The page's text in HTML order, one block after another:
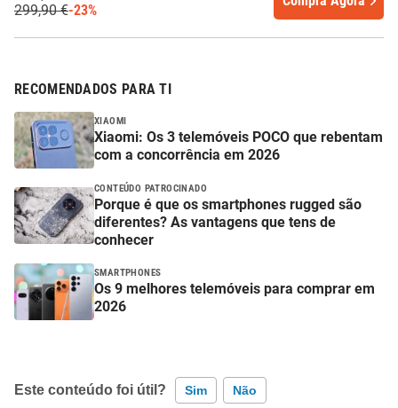
299,90 €-23%
RECOMENDADOS PARA TI
XIAOMI
Xiaomi: Os 3 telemóveis POCO que rebentam
com a concorrência em 2026
CONTEÚDO PATROCINADO
Porque é que os smartphones rugged são
diferentes? As vantagens que tens de
conhecer
SMARTPHONES
Os 9 melhores telemóveis para comprar em
2026
Este conteúdo foi útil? Sim Não